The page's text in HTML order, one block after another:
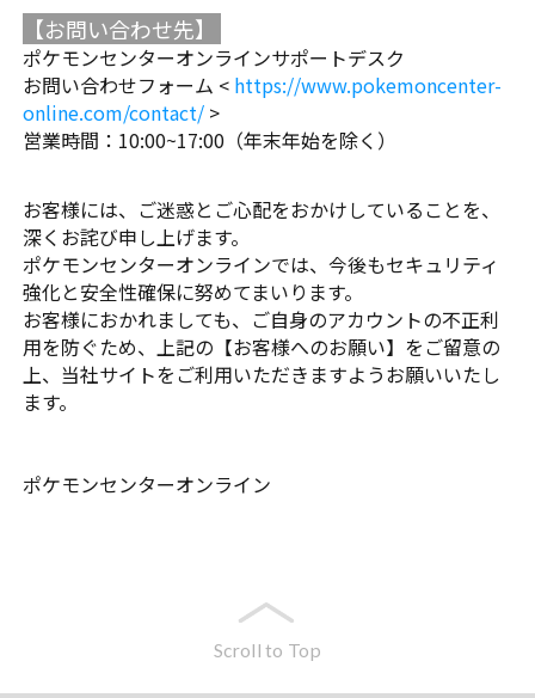
【お問い合わせ先】
ポケモンセンターオンラインサポートデスク
お問い合わせフォーム < https://www.pokemoncenter-
online.com/contact/ >
営業時間：10:00~17:00（年末年始を除く）
お客様には、ご迷惑とご心配をおかけしていることを、
深くお詫び申し上げます。
ポケモンセンターオンラインでは、今後もセキュリティ
強化と安全性確保に努めてまいります。
お客様におかれましても、ご自身のアカウントの不正利
用を防ぐため、上記の【お客様へのお願い】をご留意の
上、当社サイトをご利用いただきますようお願いいたし
ます。
ポケモンセンターオンライン
Scroll to Top